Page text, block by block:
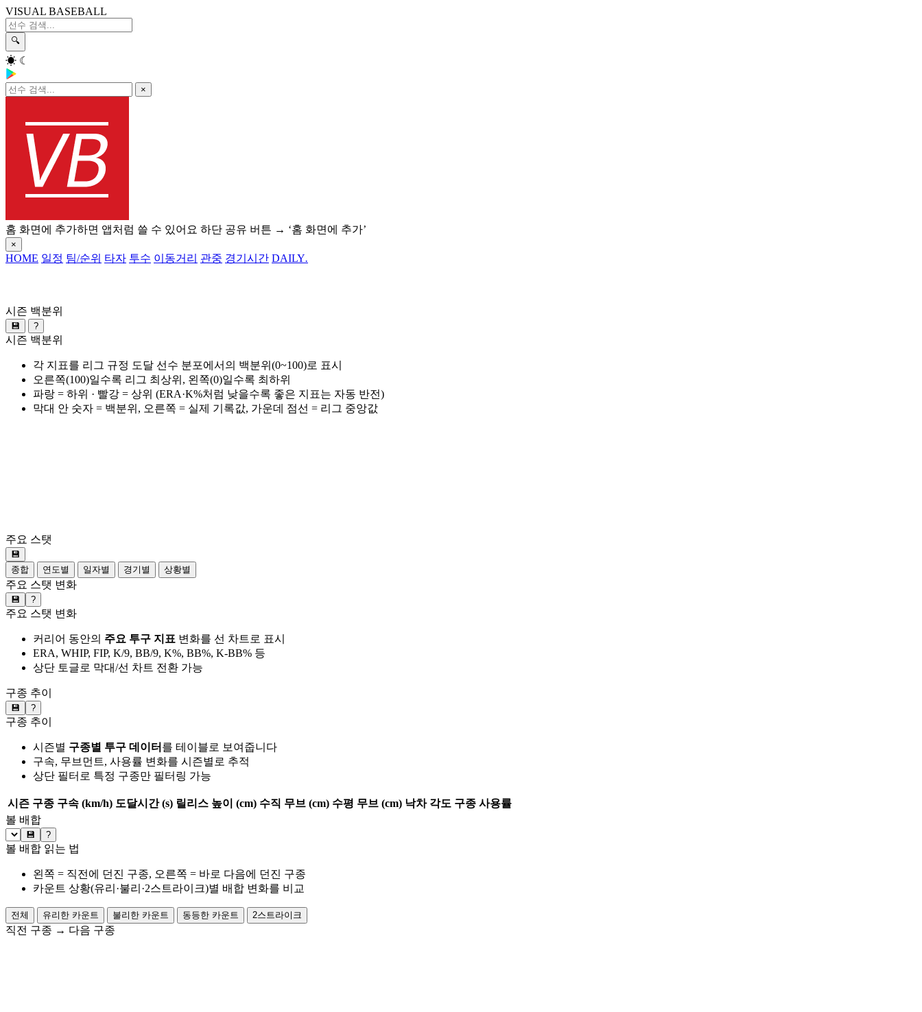
VISUAL BASEBALL
🔍
☀ ☾
×
홈 화면에 추가하면 앱처럼 쓸 수 있어요 하단 공유 버튼 → ‘홈 화면에 추가’
×
HOME 일정 팀/순위 타자 투수 이동거리 관중 경기시간 DAILY.
시즌 백분위
💾 ?
시즌 백분위
각 지표를 리그 규정 도달 선수 분포에서의 백분위(0~100)로 표시
오른쪽(100)일수록 리그 최상위, 왼쪽(0)일수록 최하위
파랑 = 하위 · 빨강 = 상위 (ERA·K%처럼 낮을수록 좋은 지표는 자동 반전)
막대 안 숫자 = 백분위, 오른쪽 = 실제 기록값, 가운데 점선 = 리그 중앙값
주요 스탯
💾
종합
연도별 일자별 경기별 상황별
주요 스탯 변화
💾 ?
주요 스탯 변화
커리어 동안의 주요 투구 지표 변화를 선 차트로 표시
ERA, WHIP, FIP, K/9, BB/9, K%, BB%, K-BB% 등
상단 토글로 막대/선 차트 전환 가능
구종 추이
💾 ?
구종 추이
시즌별 구종별 투구 데이터 를 테이블로 보여줍니다
구속, 무브먼트, 사용률 변화를 시즌별로 추적
상단 필터로 특정 구종만 필터링 가능
시즌 구종 구속 (km/h) 도달시간 (s) 릴리스 높이 (cm) 수직 무브 (cm) 수평 무브 (cm) 낙차 각도 구종 사용률
볼 배합
💾 ?
볼 배합 읽는 법
왼쪽 = 직전에 던진 구종, 오른쪽 = 바로 다음에 던진 구종
카운트 상황(유리·불리·2스트라이크)별 배합 변화를 비교
전체 유리한 카운트 불리한 카운트 동등한 카운트 2스트라이크
직전 구종 → 다음 구종